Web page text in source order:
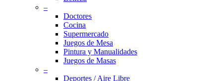
–
Doctores
Cocina
Supermercado
Juegos de Mesa
Pintura y Manualidades
Juegos de Masas
–
Deportes / Aire Libre